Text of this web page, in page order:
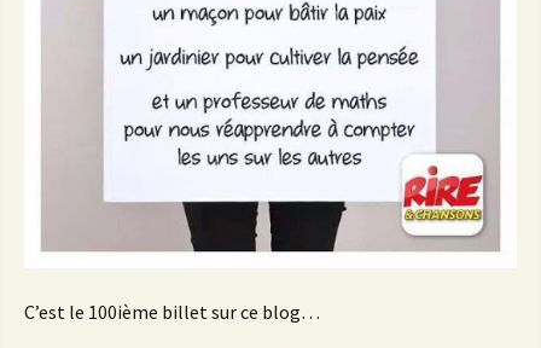
C’est le 100ième billet sur ce blog…